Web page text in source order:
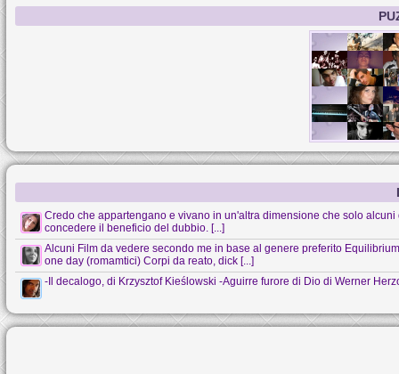
Credo che appartengano e vivano in un'altra dimensione che solo
concedere il beneficio del dubbio. [...]
Alcuni Film da vedere secondo me in base al genere preferito
one day (romamtici) Corpi da reato, dick [...]
-Il decalogo, di Krzysztof Kieślowski -Aguirre furore di Dio di Werner